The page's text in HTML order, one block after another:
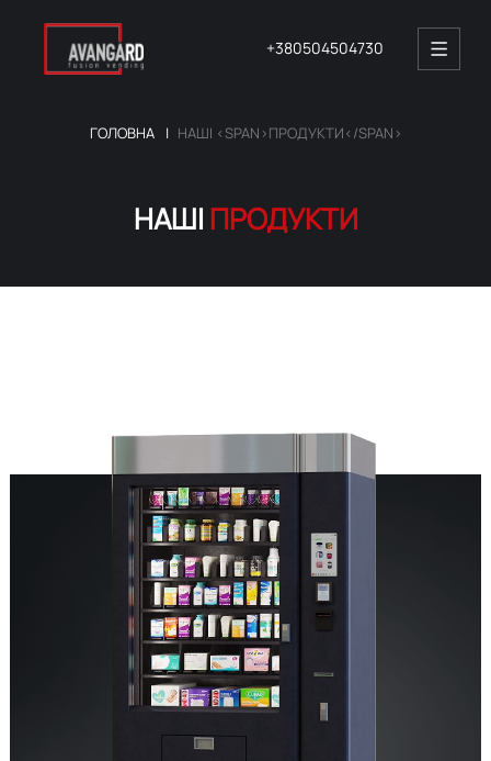
+380504504730
ГОЛОВНА НАШІ <SPAN>ПРОДУКТИ</SPAN>
НАШІПРОДУКТИ